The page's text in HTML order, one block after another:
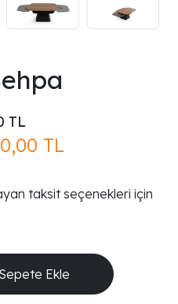
TL
TL
taksit seçenekleri için